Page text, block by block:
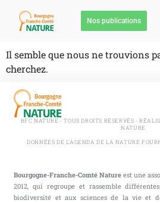
Nos publications
Il semble que nous ne trouvions
cherchez.
BFC NATURE - TOUS DROITS RÉSERVÉS -
NATURE
DONNÉES DE L'AGENDA DE LA NATURE
Bourgogne-Franche-Comté Nature est une
2012, qui regroupe et rassemble
biodiversité et aux sciences de la vie et